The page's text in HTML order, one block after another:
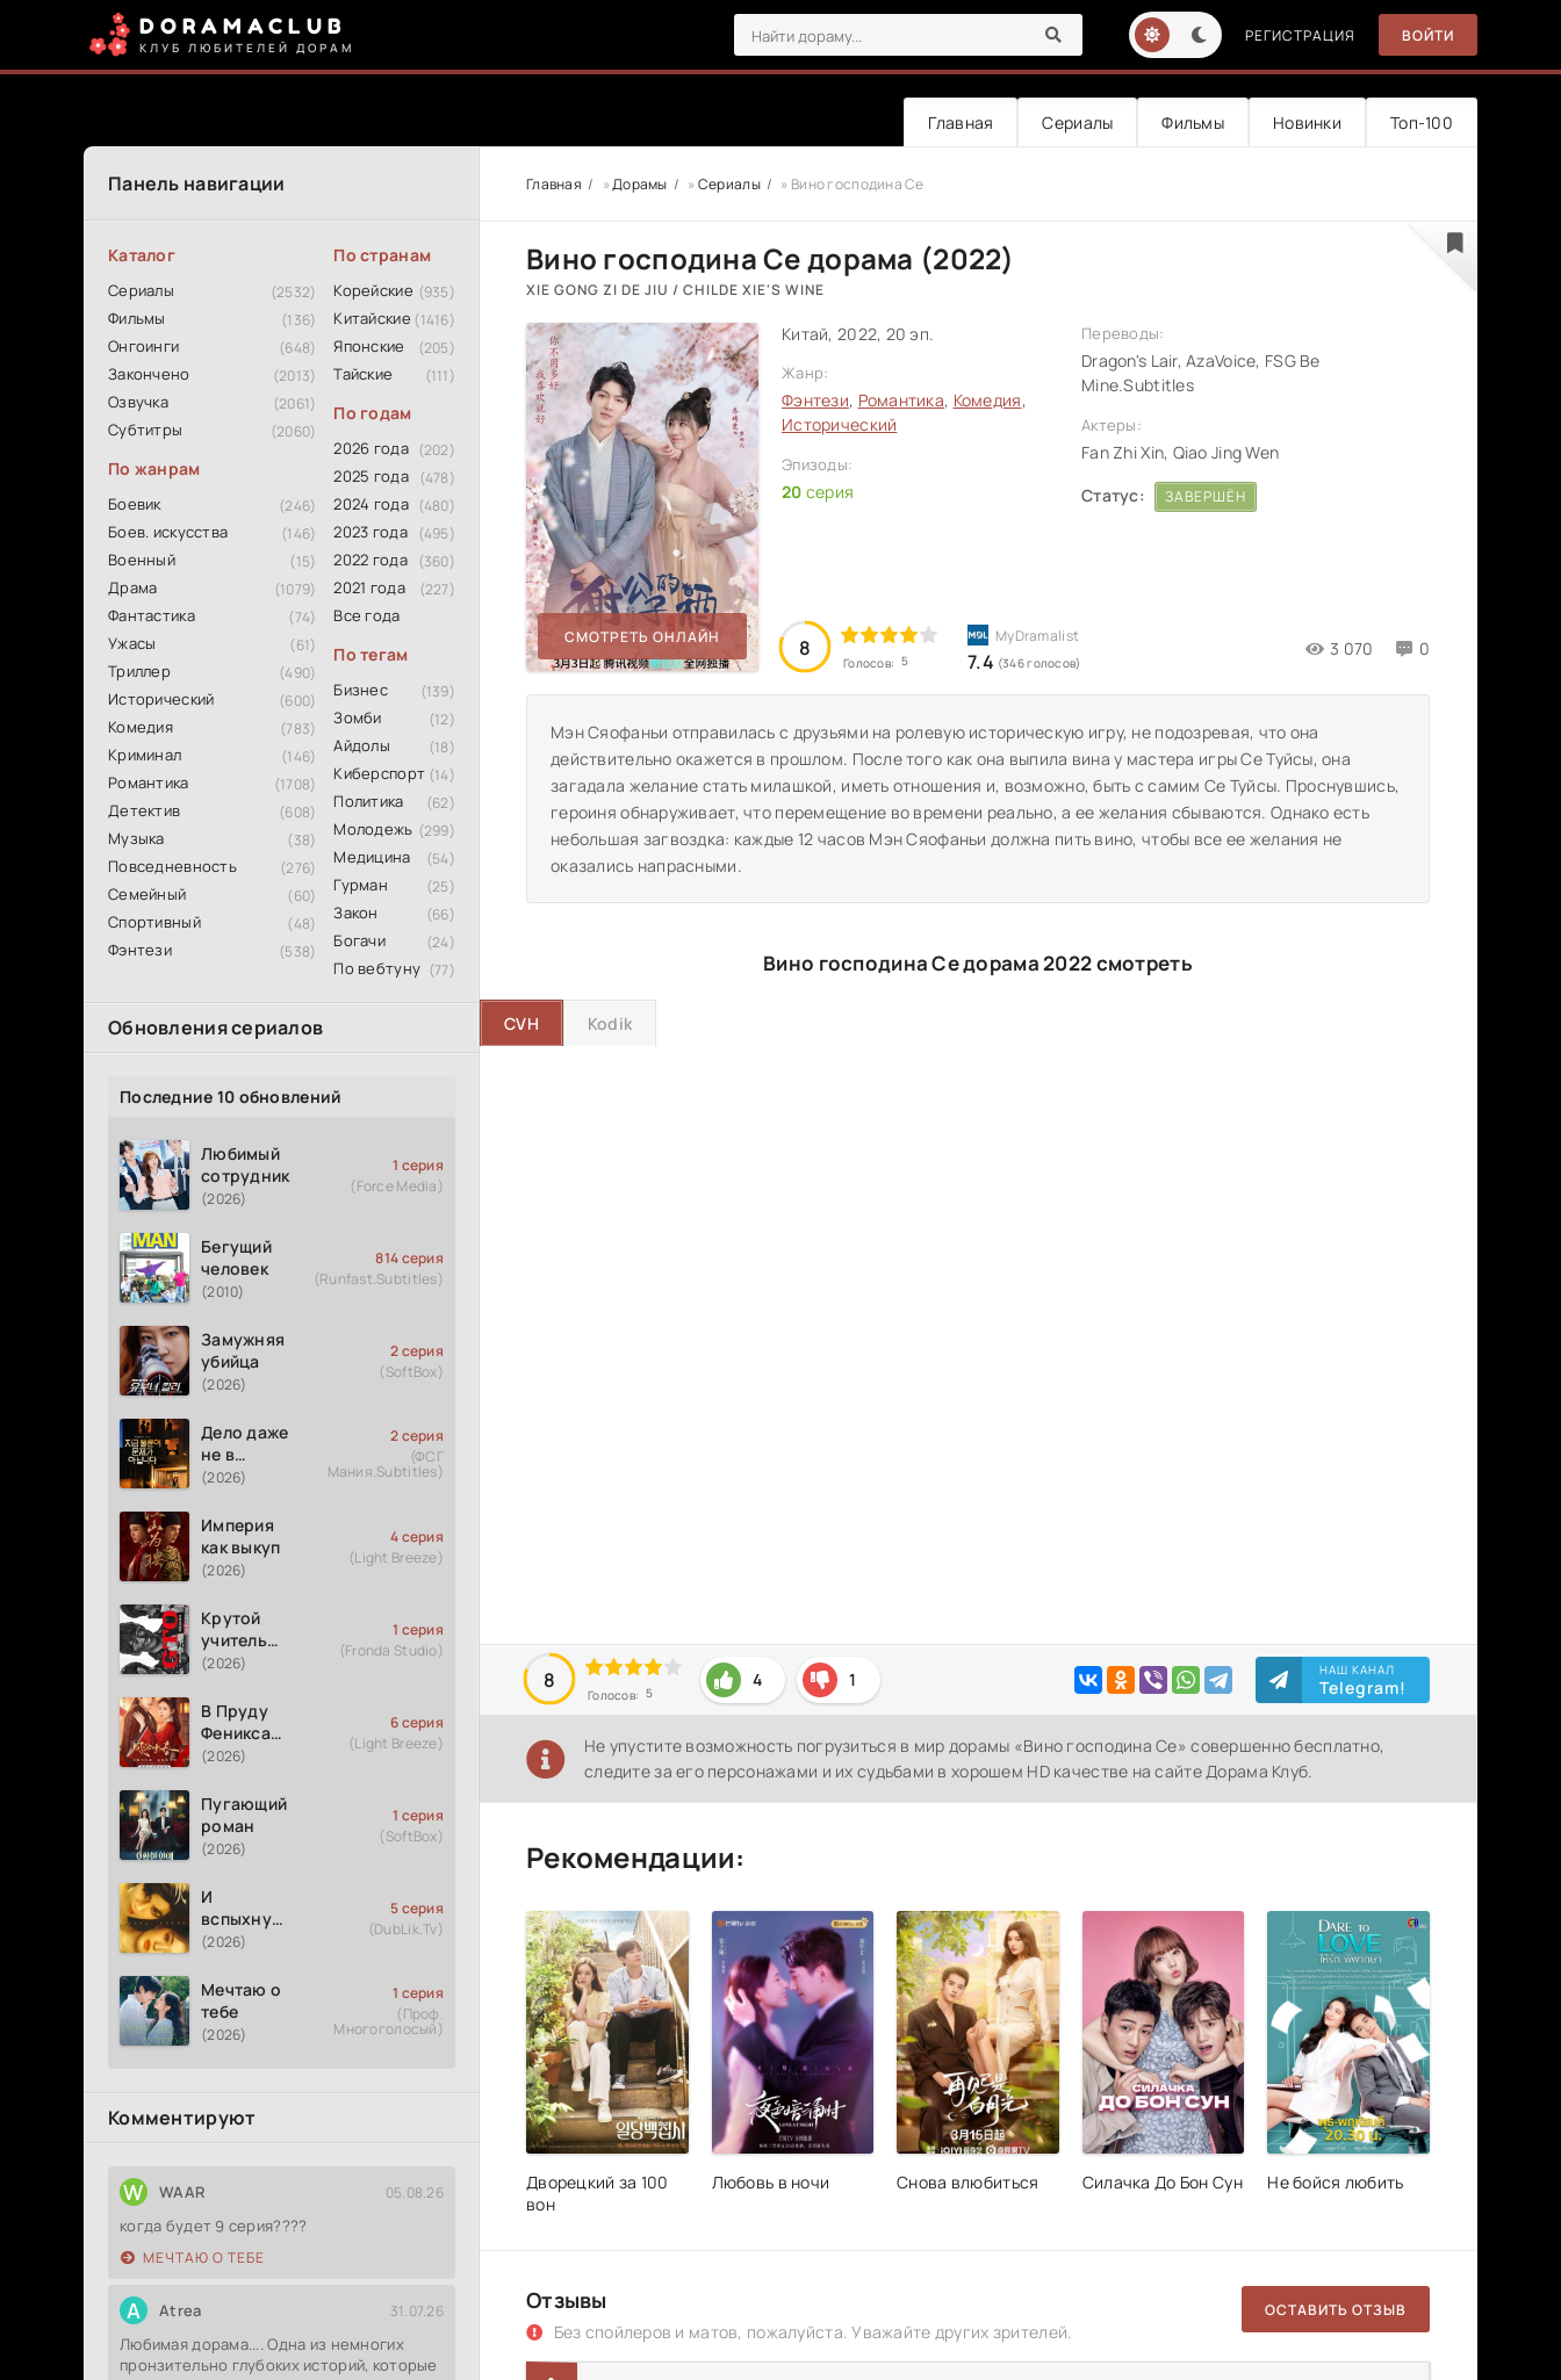
DORAMACLUB
КЛУБ ЛЮБИТЕЛЕЙ ДОРАМ
РЕГИСТРАЦИЯ ВОЙТИ
Главная Сериалы Фильмы Новинки Топ-100
Панель навигации
Каталог
Сериалы (2532)
Фильмы (136)
Онгоинги (648)
Закончено (2013)
Озвучка (2061)
Субтитры (2060)
По жанрам
Боевик (246)
Боев. искусства (146)
Военный (15)
Драма (1079)
Фантастика (74)
Ужасы (61)
Триллер (490)
Исторический (600)
Комедия (783)
Криминал (146)
Романтика (1708)
Детектив (608)
Музыка (38)
Повседневность (276)
Семейный (60)
Спортивный (48)
Фэнтези (538)
По странам
Корейские (935)
Китайские (1416)
Японские (205)
Тайские (111)
По годам
2026 года (202)
2025 года (478)
2024 года (480)
2023 года (495)
2022 года (360)
2021 года (227)
Все года
По тегам
Бизнес (139)
Зомби (12)
Айдолы (18)
Киберспорт (14)
Политика (62)
Молодежь (299)
Медицина (54)
Гурман (25)
Закон (66)
Богачи (24)
По вебтуну (77)
Обновления сериалов
Последние 10 обновлений
Любимый
сотрудник
(2026)
1 серия
(Force Media)
Бегущий
человек
(2010)
814 серия
(Runfast.Subtitles)
Замужняя
убийца
(2026)
2 серия
(SoftBox)
Дело даже
не в
измене
(2026)
2 серия
(ФСГ
Мания.Subtitles)
Империя
как выкуп
(2026)
4 серия
(Light Breeze)
Крутой
учитель
Онидзука
(2026)
(2026)
1 серия
(Fronda Studio)
В Пруду
Феникса
рождается
(2026)
6 серия
(Light Breeze)
Пугающий
роман
(2026)
1 серия
(SoftBox)
И
вспыхнуло
пламя
(2026)
5 серия
(DubLik.Tv)
Мечтаю о
тебе
(2026)
1 серия
(Проф.
Многоголосый)
Комментируют
W WAAR 05.08.26
когда будет 9 серия????
МЕЧТАЮ О ТЕБЕ
A Atrea 31.07.26
Любимая дорама.... Одна из немногих
пронзительно глубоких историй, которые
Главная »Дорамы » Сериалы » Вино господина Се
Вино господина Се дорама (2022)
XIE GONG ZI DE JIU / CHILDE XIE'S WINE
СМОТРЕТЬ ОНЛАЙН
Китай, 2022, 20 эп.
Жанр:
Фэнтези, Романтика, Комедия,
Исторический
Эпизоды:
20 серия
8
Голосов: 5 7.4 (346 голосов)
3 070 0
Переводы:
Dragon's Lair, AzaVoice, FSG Be
Mine.Subtitles
Актеры:
Fan Zhi Xin, Qiao Jing Wen
Статус:
ЗАВЕРШЁН
Мэн Сяофаньи отправилась с друзьями на ролевую историческую игру, не подозревая, что она
действительно окажется в прошлом. После того как она выпила вина у мастера игры Се Туйсы, она
загадала желание стать милашкой, иметь отношения и, возможно, быть с самим Се Туйсы. Проснувшись,
героиня обнаруживает, что перемещение во времени реально, а ее желания сбываются. Однако есть
небольшая загвоздка: каждые 12 часов Мэн Сяофаньи должна пить вино, чтобы все ее желания не
оказались напрасными.
Вино господина Се дорама 2022 смотреть
CVH Kodik
8
Голосов: 5
4 1 НАШ КАНАЛ
Telegram!
Не упустите возможность погрузиться в мир дорамы «Вино господина Се» совершенно бесплатно,
следите за его персонажами и их судьбами в хорошем HD качестве на сайте Дорама Клуб.
Рекомендации:
Дворецкий за 100
вон
Любовь в ночи Снова влюбиться Силачка До Бон Сун Не бойся любить
Отзывы
Без спойлеров и матов, пожалуйста. Уважайте других зрителей.
ОСТАВИТЬ ОТЗЫВ